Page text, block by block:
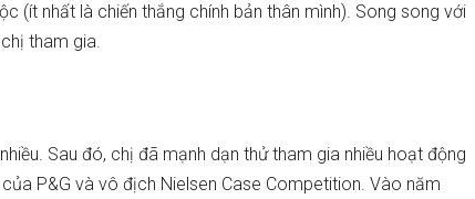
(ít nhất là chiến thắng chính bản thân mình). Song song với
tham gia.
Sau đó, chị đã mạnh dạn thử tham gia nhiều hoạt động
P&G và vô địch Nielsen Case Competition. Vào năm